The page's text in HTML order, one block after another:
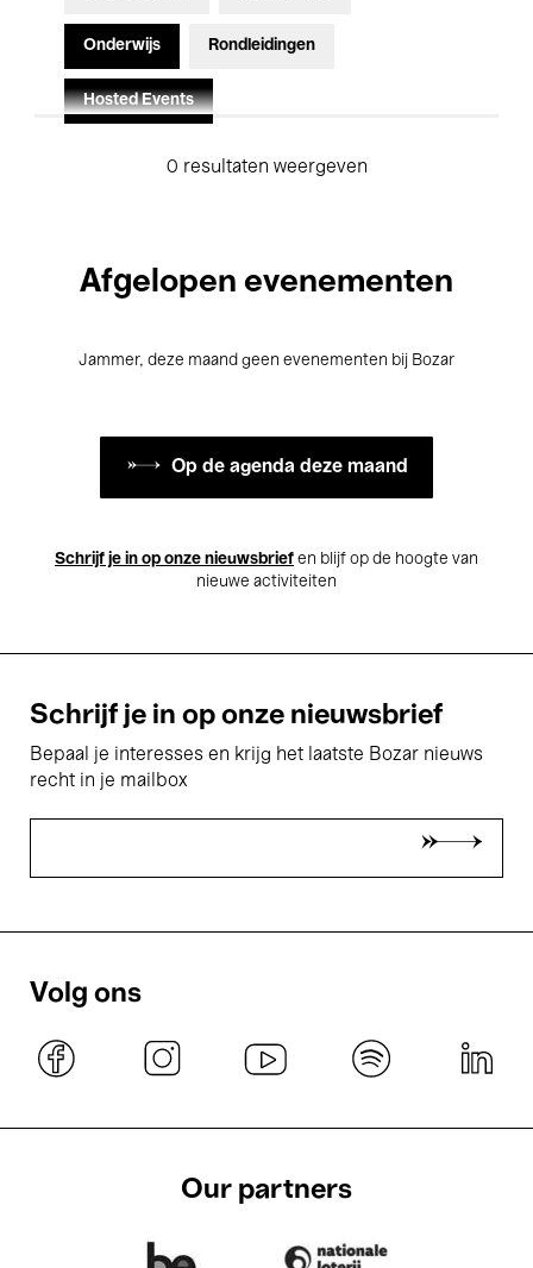
Onderwijs Rondleidingen
Hosted Events
0 resultaten weergeven
Afgelopen evenementen
Jammer, deze maand geen evenementen bij Bozar
Op de agenda deze maand
Schrijf je in op onze nieuwsbrief en blijf op de hoogte van
nieuwe activiteiten
Schrijf je in op onze nieuwsbrief
Bepaal je interesses en krijg het laatste Bozar nieuws
recht in je mailbox
Volg ons
Our partners